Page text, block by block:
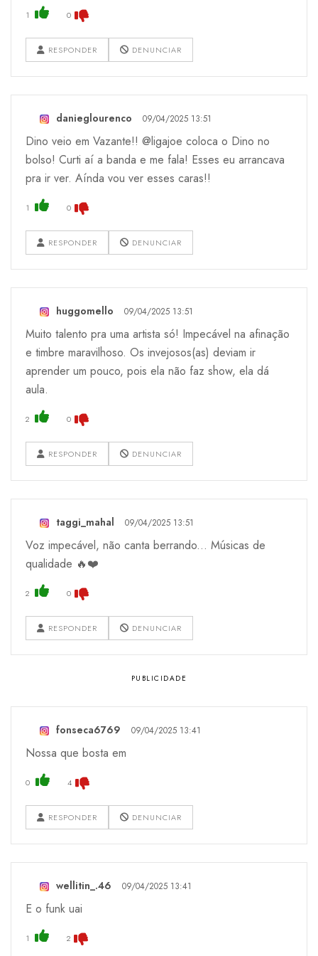
1 0
RESPONDER DENUNCIAR
danieglourenco 09/04/2025 13:51
Dino veio em Vazante!! @ligajoe coloca o Dino no
bolso! Curti aí a banda e me fala! Esses eu arrancava
pra ir ver. Aínda vou ver esses caras!!
1 0
RESPONDER DENUNCIAR
huggomello 09/04/2025 13:51
Muito talento pra uma artista só! Impecável na afinação
e timbre maravilhoso. Os invejosos(as) deviam ir
aprender um pouco, pois ela não faz show, ela dá
aula.
2 0
RESPONDER DENUNCIAR
taggi_mahal 09/04/2025 13:51
Voz impecável, não canta berrando... Músicas de
qualidade 🔥❤️
2 0
RESPONDER DENUNCIAR
fonseca6769 09/04/2025 13:41
Nossa que bosta em
0 4
RESPONDER DENUNCIAR
wellitin_.46 09/04/2025 13:41
E o funk uai
1 2